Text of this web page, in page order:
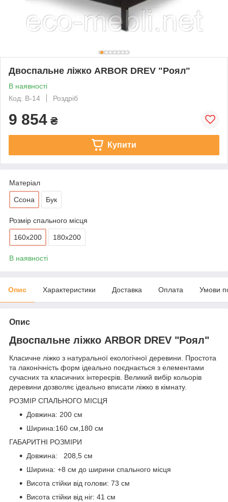
Двоспальне ліжко ARBOR DREV "Роял"
В наявності
Код: В-14
Роздріб
9 854 ₴
Купити
Матеріал
Ссона Бук
Розмір спального місця
160х200 180х200
В наявності
Опис Характеристики Доставка Оплата Умови
Опис
Двоспальне ліжко ARBOR DREV "Роял"
Класичне ліжко з натуральної екологічної деревини. Простота
та лаконічність форм ідеально поєднається з елементами
сучасних та класичних інтереєрів. Великий вибір кольорів
деревини дозволяє ідеально вписати ліжко в кімнату.
РОЗМІР СПАЛЬНОГО МІСЦЯ
Довжина: 200 см
Ширина:160 см,180 см
ГАБАРИТНІ РОЗМІРИ
Довжина: 208,5 см
Ширина: +8 см до ширини спального місця
Висота стійки від голови: 73 см
Висота стійки від ніг: 41 см